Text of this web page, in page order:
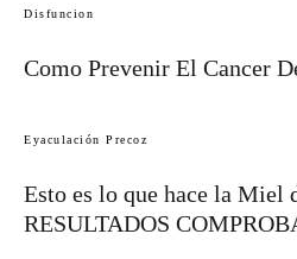
Disfuncion
Como Prevenir El Cancer
Eyaculación Precoz
Esto es lo que hace la Miel
RESULTADOS